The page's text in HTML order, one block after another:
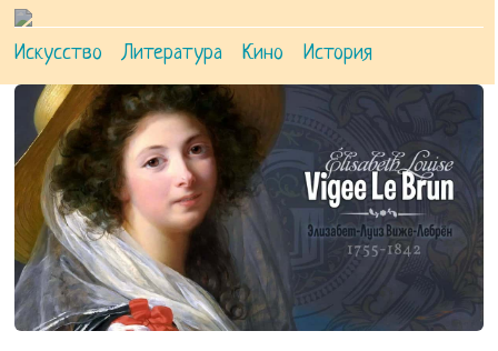
Искусство Литература Кино История